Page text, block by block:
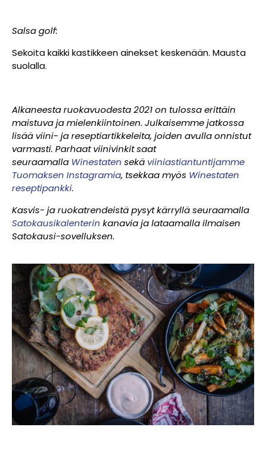
Salsa golf:
Sekoita kaikki kastikkeen ainekset keskenään. Mausta
suolalla.
Alkaneesta ruokavuodesta 2021 on tulossa erittäin
maistuva ja mielenkiintoinen. Julkaisemme jatkossa
lisää viini- ja reseptiartikkeleita, joiden avulla onnistut
varmasti. Parhaat viinivinkit saat
seuraamalla Winestaten sekä viiniastiantuntijamme
Tuomaksen Instagramia, tsekkaa myös Winestaten
reseptipankki.
Kasvis- ja ruokatrendeistä pysyt kärryllä seuraamalla
Satokausikalenterin kanavia ja lataamalla ilmaisen
Satokausi-sovelluksen.